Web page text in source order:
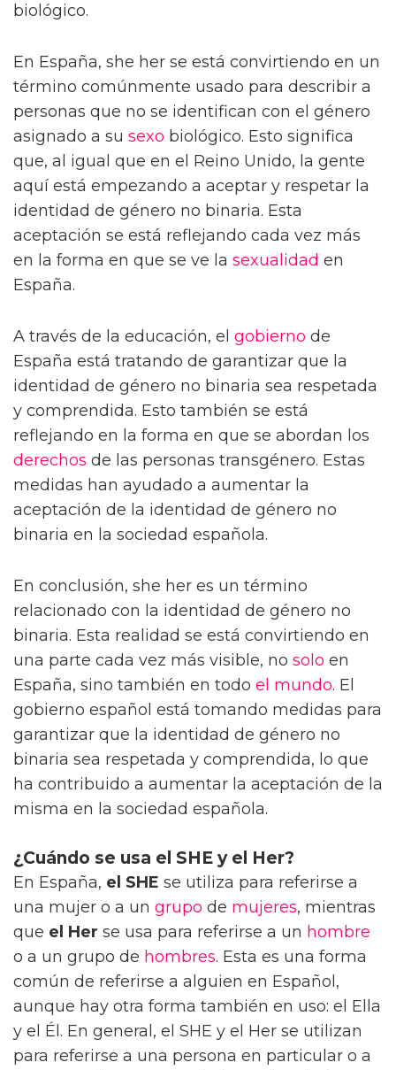
biológico.
En España, she her se está convirtiendo en un
término comúnmente usado para describir a
personas que no se identifican con el género
asignado a su sexo biológico. Esto significa
que, al igual que en el Reino Unido, la gente
aquí está empezando a aceptar y respetar la
identidad de género no binaria. Esta
aceptación se está reflejando cada vez más
en la forma en que se ve la sexualidad en
España.
A través de la educación, el gobierno de
España está tratando de garantizar que la
identidad de género no binaria sea respetada
y comprendida. Esto también se está
reflejando en la forma en que se abordan los
derechos de las personas transgénero. Estas
medidas han ayudado a aumentar la
aceptación de la identidad de género no
binaria en la sociedad española.
En conclusión, she her es un término
relacionado con la identidad de género no
binaria. Esta realidad se está convirtiendo en
una parte cada vez más visible, no solo en
España, sino también en todo el mundo. El
gobierno español está tomando medidas para
garantizar que la identidad de género no
binaria sea respetada y comprendida, lo que
ha contribuido a aumentar la aceptación de la
misma en la sociedad española.
¿Cuándo se usa el SHE y el Her?
En España, el SHE se utiliza para referirse a
una mujer o a un grupo de mujeres, mientras
que el Her se usa para referirse a un hombre
o a un grupo de hombres. Esta es una forma
común de referirse a alguien en Español,
aunque hay otra forma también en uso: el Ella
y el Él. En general, el SHE y el Her se utilizan
para referirse a una persona en particular o a